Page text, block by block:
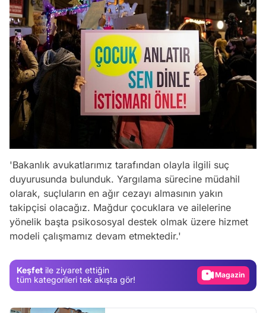
'Bakanlık avukatlarımız tarafından olayla ilgili suç
duyurusunda bulunduk. Yargılama sürecine müdahil
olarak, suçluların en ağır cezayı almasının yakın
takipçisi olacağız. Mağdur çocuklara ve ailelerine
yönelik başta psikososyal destek olmak üzere hizmet
modeli çalışmamız devam etmektedir.'
Keşfet ile ziyaret ettiğin
tüm kategorileri tek akışta gör!
Magazin